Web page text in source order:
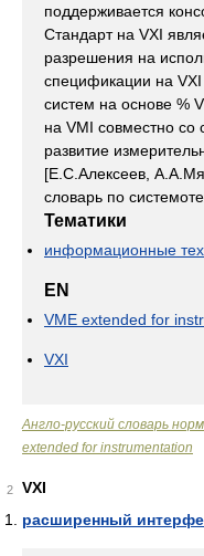
поддерживается
Стандарт на VXI
разрешения на
спецификации на
систем на основе %
на VMI совместно со
развитие
[Е.С.Алексеев,
словарь по
Тематики
информационные
EN
VME extended for
VXI
Англо-русский словарь
extended for instrumentation
2
VXI
расширенный